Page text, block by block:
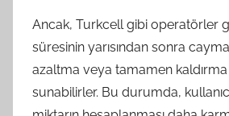
Ancak, Turkcell gibi operatörler
süresinin yarısından sonra
azaltma veya tamamen
sunabilirler. Bu durumda,